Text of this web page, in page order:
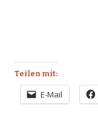
Teilen mit:
E-Mail